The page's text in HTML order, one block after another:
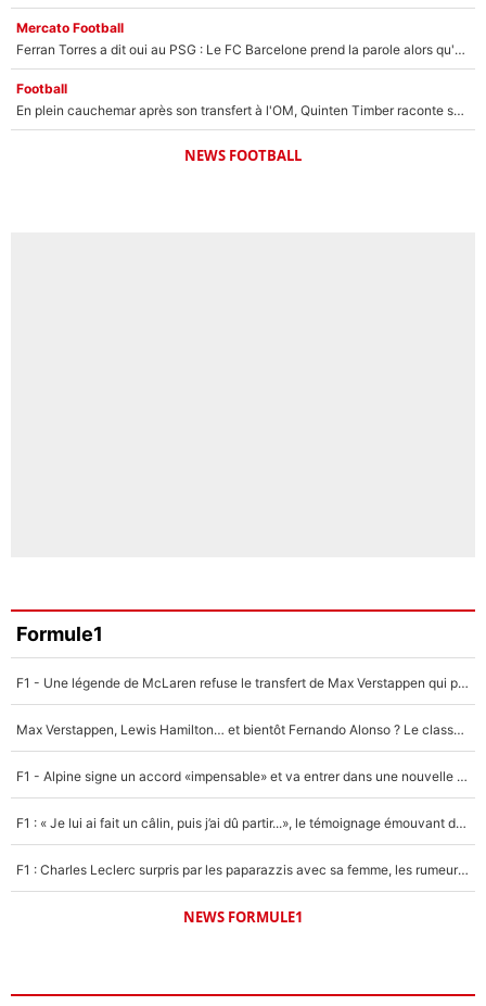
Mercato Football
Ferran Torres a dit oui au PSG : Le FC Barcelone prend la parole alors qu'un transfert de l'attaquant espagnol prend forme
Football
En plein cauchemar après son transfert à l'OM, Quinten Timber raconte ses doutes après sa signature à Marseille
NEWS FOOTBALL
Formule1
F1 - Une légende de McLaren refuse le transfert de Max Verstappen qui pourrait «faire des vagues» et plomber l'ambiance dans l'équipe
Max Verstappen, Lewis Hamilton… et bientôt Fernando Alonso ? Le classement des pilotes les mieux payés en Formule 1 risque de changer !
F1 - Alpine signe un accord «impensable» et va entrer dans une nouvelle dimension : Grande nouvelle pour Pierre Gasly !
F1 : « Je lui ai fait un câlin, puis j’ai dû partir...», le témoignage émouvant de Max Verstappen sur sa fille
F1 : Charles Leclerc surpris par les paparazzis avec sa femme, les rumeurs étaient vraies !
NEWS FORMULE1